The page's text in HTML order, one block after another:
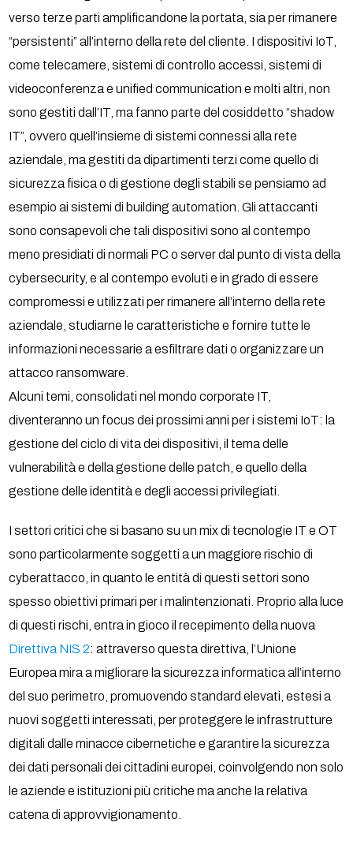
verso terze parti amplificandone la portata, sia per rimanere
“persistenti” all’interno della rete del cliente. I dispositivi IoT,
come telecamere, sistemi di controllo accessi, sistemi di
videoconferenza e unified communication e molti altri, non
sono gestiti dall’IT, ma fanno parte del cosiddetto “shadow
IT”, ovvero quell’insieme di sistemi connessi alla rete
aziendale, ma gestiti da dipartimenti terzi come quello di
sicurezza fisica o di gestione degli stabili se pensiamo ad
esempio ai sistemi di building automation. Gli attaccanti
sono consapevoli che tali dispositivi sono al contempo
meno presidiati di normali PC o server dal punto di vista della
cybersecurity, e al contempo evoluti e in grado di essere
compromessi e utilizzati per rimanere all’interno della rete
aziendale, studiarne le caratteristiche e fornire tutte le
informazioni necessarie a esfiltrare dati o organizzare un
attacco ransomware.
Alcuni temi, consolidati nel mondo corporate IT,
diventeranno un focus dei prossimi anni per i sistemi IoT: la
gestione del ciclo di vita dei dispositivi, il tema delle
vulnerabilità e della gestione delle patch, e quello della
gestione delle identità e degli accessi privilegiati.
I settori critici che si basano su un mix di tecnologie IT e OT
sono particolarmente soggetti a un maggiore rischio di
cyberattacco, in quanto le entità di questi settori sono
spesso obiettivi primari per i malintenzionati. Proprio alla luce
di questi rischi, entra in gioco il recepimento della nuova
Direttiva NIS 2: attraverso questa direttiva, l’Unione
Europea mira a migliorare la sicurezza informatica all’interno
del suo perimetro, promuovendo standard elevati, estesi a
nuovi soggetti interessati, per proteggere le infrastrutture
digitali dalle minacce cibernetiche e garantire la sicurezza
dei dati personali dei cittadini europei, coinvolgendo non solo
le aziende e istituzioni più critiche ma anche la relativa
catena di approvvigionamento.